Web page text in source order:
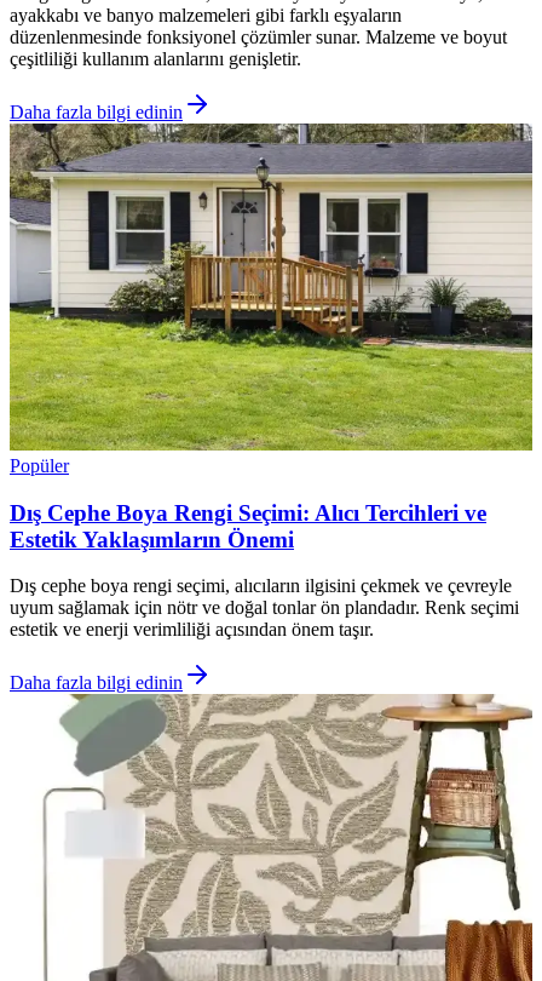
ayakkabı ve banyo malzemeleri gibi farklı eşyaların
düzenlenmesinde fonksiyonel çözümler sunar. Malzeme ve boyut
çeşitliliği kullanım alanlarını genişletir.
Daha fazla bilgi edinin
Popüler
Dış Cephe Boya Rengi Seçimi: Alıcı Tercihleri ve
Estetik Yaklaşımların Önemi
Dış cephe boya rengi seçimi, alıcıların ilgisini çekmek ve çevreyle
uyum sağlamak için nötr ve doğal tonlar ön plandadır. Renk seçimi
estetik ve enerji verimliliği açısından önem taşır.
Daha fazla bilgi edinin